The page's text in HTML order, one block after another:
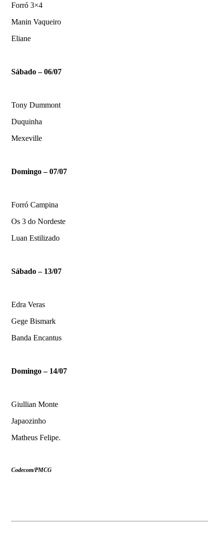
Forró 3×4
Manin Vaqueiro
Eliane
Sábado – 06/07
Tony Dummont
Duquinha
Mexeville
Domingo – 07/07
Forró Campina
Os 3 do Nordeste
Luan Estilizado
Sábado – 13/07
Edra Veras
Gege Bismark
Banda Encantus
Domingo – 14/07
Giullian Monte
Japaozinho
Matheus Felipe.
Codecom/PMCG